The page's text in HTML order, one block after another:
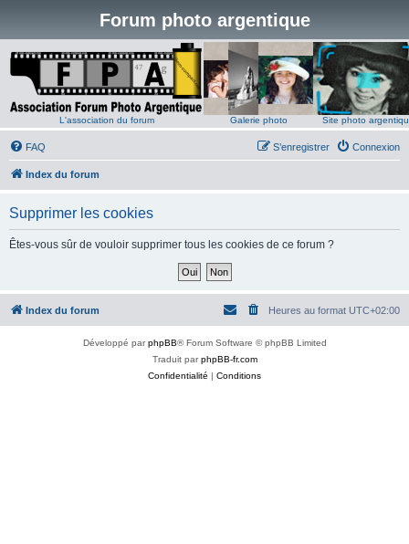
Forum photo argentique
L'association du forum Galerie photo Site photo
FAQ Connexion
S’enregistrer
Index du forum
Supprimer les cookies
Êtes-vous sûr de vouloir supprimer tous les cookies de ce forum ?
Index du forum Heures au format UTC+02:00
Développé parphpBB® Forum Software © phpBB Limited
Traduit parphpBB-fr.com
Confidentialité | Conditions